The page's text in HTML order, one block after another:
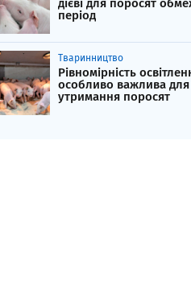
дієві для поросят
період
Тваринництво
Рівномірність
особливо важлива для
утримання поросят